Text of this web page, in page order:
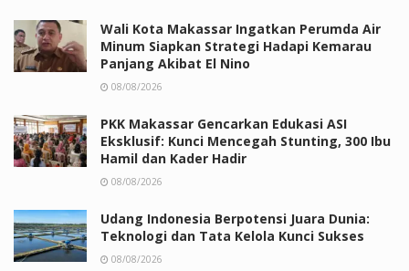
Wali Kota Makassar Ingatkan Perumda Air
Minum Siapkan Strategi Hadapi Kemarau
Panjang Akibat El Nino
08/08/2026
PKK Makassar Gencarkan Edukasi ASI
Eksklusif: Kunci Mencegah Stunting, 300 Ibu
Hamil dan Kader Hadir
08/08/2026
Udang Indonesia Berpotensi Juara Dunia:
Teknologi dan Tata Kelola Kunci Sukses
08/08/2026